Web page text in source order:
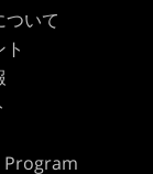
ついて